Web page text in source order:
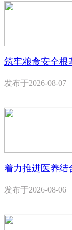
筑牢粮食安全根
发布于2026-08-07
着力推进医养结
发布于2026-08-06